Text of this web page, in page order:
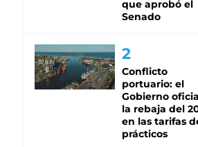
que aprobó el
Senado
Conflicto
portuario: el
Gobierno
la rebaja del
en las tarifas
prácticos